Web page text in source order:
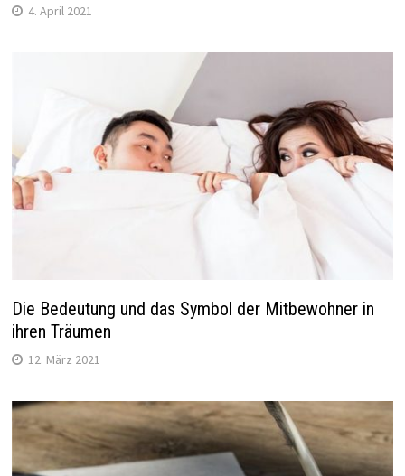
4. April 2021
Die Bedeutung und das Symbol der Mitbewohner in
ihren Träumen
12. März 2021